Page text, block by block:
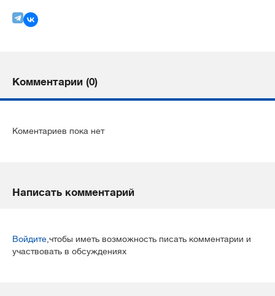
Комментарии (0)
Коментариев пока нет
Написать комментарий
Войдите ,чтобы иметь возможность писать комментарии и
участвовать в обсуждениях